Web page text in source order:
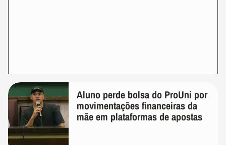
Aluno perde bolsa do ProUni por
movimentações financeiras da
mãe em plataformas de apostas